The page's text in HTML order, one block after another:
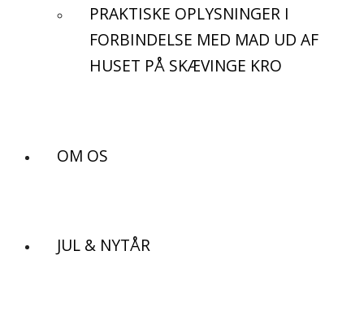
PRAKTISKE OPLYSNINGER I
FORBINDELSE MED MAD UD AF
HUSET PÅ SKÆVINGE KRO
OM OS
JUL & NYTÅR